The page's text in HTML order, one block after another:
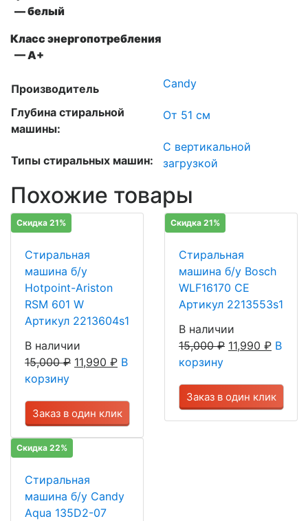
— белый
Класс энергопотребления
— A+
Производитель Candy
Глубина стиральной
машины:
От 51 см
Типы стиральных машин:
С вертикальной
загрузкой
Похожие товары
Скидка 21%
Стиральная
машина б/у
Hotpoint-Ariston
RSM 601 W
Артикул 2213604s1
В наличии
15,000₽ 11,990 ₽ В
корзину
Заказ в один клик
Скидка 21%
Стиральная
машина б/у Bosch
WLF16170 CE
Артикул 2213553s1
В наличии
15,000₽ 11,990 ₽ В
корзину
Заказ в один клик
Скидка 22%
Стиральная
машина б/у Candy
Aqua 135D2-07